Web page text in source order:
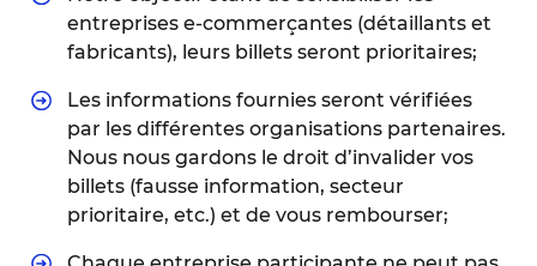
entreprises e-commerçantes (détaillants et
fabricants), leurs billets seront prioritaires;
Les informations fournies seront vérifiées
par les différentes organisations partenaires.
Nous nous gardons le droit d’invalider vos
billets (fausse information, secteur
prioritaire, etc.) et de vous rembourser;